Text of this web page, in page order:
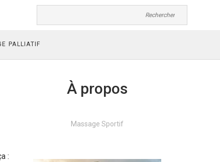
PALLIATIF
:
À propos
Massage Sportif